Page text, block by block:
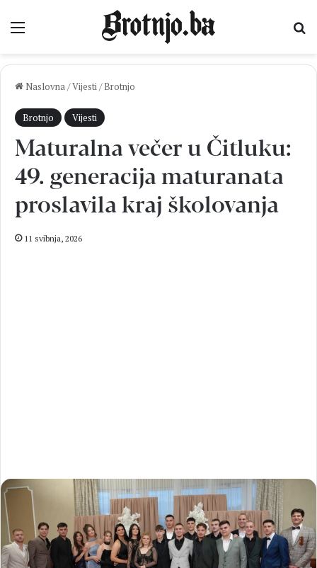
Izbornik
Naslovna/Vijesti/ Brotnjo
Brotnjo Vijesti
Maturalna večer u Čitluku:
49. generacija maturanata
proslavila kraj školovanja
11 svibnja, 2026